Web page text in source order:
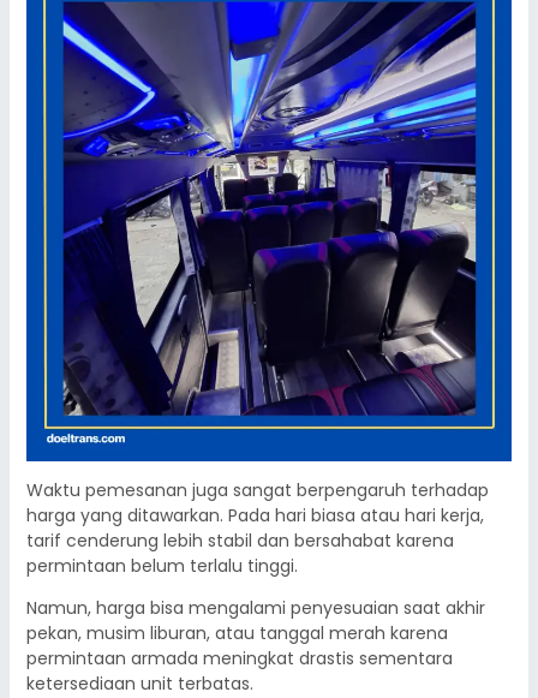
Waktu pemesanan juga sangat berpengaruh terhadap
harga yang ditawarkan. Pada hari biasa atau hari kerja,
tarif cenderung lebih stabil dan bersahabat karena
permintaan belum terlalu tinggi.
Namun, harga bisa mengalami penyesuaian saat akhir
pekan, musim liburan, atau tanggal merah karena
permintaan armada meningkat drastis sementara
ketersediaan unit terbatas.